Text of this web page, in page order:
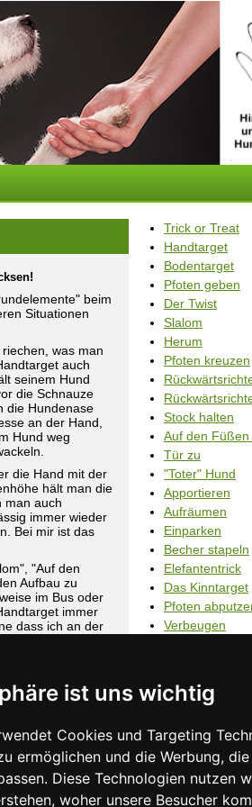
ist uns wichtig
Cookies und Targeting
ermöglichen und die Werbung,
Diese Technologien nutzen
woher unsere Besucher
beim
Situationen
was man
auch
seinem Hund
die Schnauze
die Hundenase
an der Hand,
Hund weg
die Hand mit der
hält man die
man auch
immer wieder
Bei mir ist das
"Auf den
Aufbau zu
im Bus oder
immer
dass ich an der
Trick or Treat
Handtarget
Bodentarget
Pfoten geben
Der Twist
Slalom
Herum
Pfoten kreuzen
Stock halten
Auf den Füßen
Tür zu
"Toter" Hund
Apportieren
Aufräumen
Einparken
Becher stapeln
Elefantentrick
Das Kinntarget
Pfoten
Verbeugen